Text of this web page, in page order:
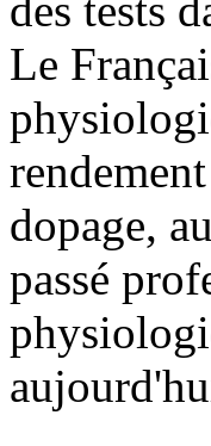
Le
dopage,
passé